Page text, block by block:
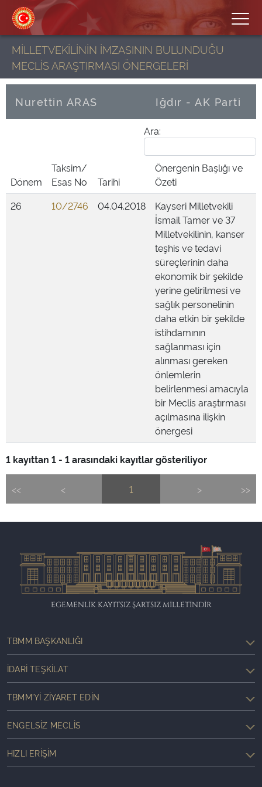
MİLLETVEKİLİNİN İMZASININ BULUNDUĞU
MECLİS ARAŞTIRMASI ÖNERGELERİ
Nurettin ARAS Iğdır - AK Parti
Ara:
Dönem
Taksim/
Esas No
Tarihi
Önergenin Başlığı ve
Özeti
26
10/2746 04.04.2018
Kayseri Milletvekili
İsmail Tamer ve 37
Milletvekilinin, kanser
teşhis ve tedavi
süreçlerinin daha
ekonomik bir şekilde
yerine getirilmesi ve
sağlık personelinin
daha etkin bir şekilde
istihdamının
sağlanması için
alınması gereken
önlemlerin
belirlenmesi amacıyla
bir Meclis araştırması
açılmasına ilişkin
önergesi
1 kayıttan 1 - 1 arasındaki kayıtlar gösteriliyor
<< < 1 > >>
EGEMENLİK KAYITSIZ ŞARTSIZ MİLLETİNDİR
TBMM BAŞKANLIĞI
İDARI TEŞKILAT
TBMM'YI ZIYARET EDIN
ENGELSIZ MECLIS
HIZLI ERIŞIM